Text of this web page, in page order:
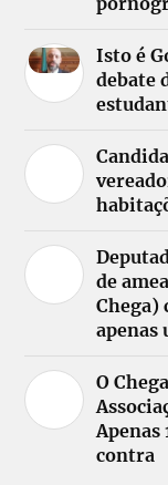
Isto é
debate
de
Chega)
apenas
O
Apenas
contra